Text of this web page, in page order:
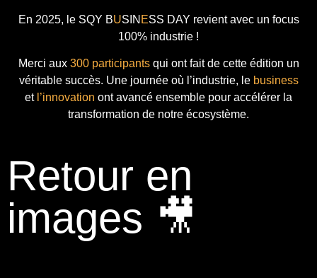
En 2025, le SQY BUSIN ESS DAY revient avec un focus
100% industrie !
Merci aux 300 participantsqui ont fait de cette édition un
véritable succès. Une journée où l’industrie, le business
et l’innovation ont avancé ensemble pour accélérer la
transformation de notre écosystème.
Retour en
images 🎥